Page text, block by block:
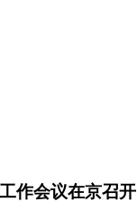
作会议在京召开